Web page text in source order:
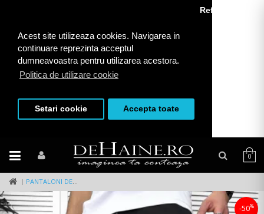
Acest site utilizeaza cookies. Navigarea in
continuare reprezinta acceptul
dumneavoastra pentru utilizarea acestora.
Politica de utilizare cookie
Refuza toate
Setari cookie Accepta toate
0
PANTALONI DE TRENING SCURTI,NEGRI, CU IMPRIMEU Y243 O3-2.2
-50%